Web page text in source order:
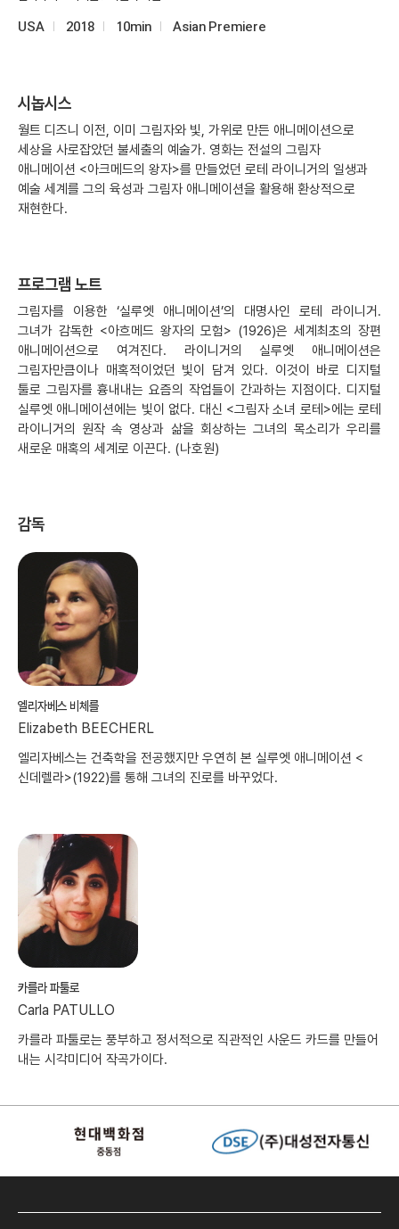
USA 2018 10min Asian Premiere
시놉시스
월트 디즈니 이전, 이미 그림자와 빛, 가위로 만든 애니메이션으로
세상을 사로잡았던 불세출의 예술가. 영화는 전설의 그림자
애니메이션 <아크메드의 왕자>를 만들었던 로테 라이니거의 일생과
예술 세계를 그의 육성과 그림자 애니메이션을 활용해 환상적으로
재현한다.
프로그램 노트
그림자를 이용한 ‘실루엣 애니메이션’의 대명사인 로테 라이니거.
그녀가 감독한 <아흐메드 왕자의 모험> (1926)은 세계최초의 장편
애니메이션으로 여겨진다. 라이니거의 실루엣 애니메이션은
그림자만큼이나 매혹적이었던 빛이 담겨 있다. 이것이 바로 디지털
툴로 그림자를 흉내내는 요즘의 작업들이 간과하는 지점이다. 디지털
실루엣 애니메이션에는 빛이 없다. 대신 <그림자 소녀 로테>에는 로테
라이니거의 원작 속 영상과 삶을 회상하는 그녀의 목소리가 우리를
새로운 매혹의 세계로 이끈다. (나호원)
감독
엘리자베스 비체를
Elizabeth BEECHERL
엘리자베스는 건축학을 전공했지만 우연히 본 실루엣 애니메이션 <
신데렐라>(1922)를 통해 그녀의 진로를 바꾸었다.
카를라 파툴로
Carla PATULLO
카를라 파툴로는 풍부하고 정서적으로 직관적인 사운드 카드를 만들어
내는 시각미디어 작곡가이다.